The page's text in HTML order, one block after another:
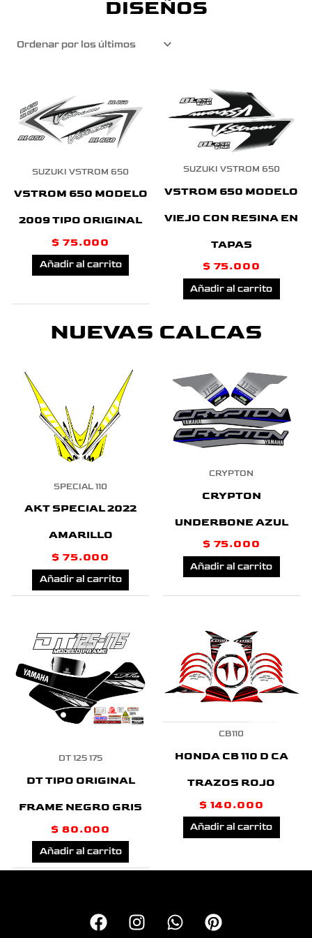
DISEÑOS
SUZUKI VSTROM 650
VSTROM 650 MODELO
2009 TIPO ORIGINAL
$ 75.000
Añadir al carrito
SUZUKI VSTROM 650
VSTROM 650 MODELO
VIEJO CON RESINA EN
TAPAS
$ 75.000
Añadir al carrito
NUEVAS CALCAS
SPECIAL 110
AKT SPECIAL 2022
AMARILLO
$ 75.000
Añadir al carrito
CRYPTON
CRYPTON
UNDERBONE AZUL
$ 75.000
Añadir al carrito
DT 125 175
DT TIPO ORIGINAL
FRAME NEGRO GRIS
$ 80.000
Añadir al carrito
CB110
HONDA CB 110 D CA
TRAZOS ROJO
$ 140.000
Añadir al carrito